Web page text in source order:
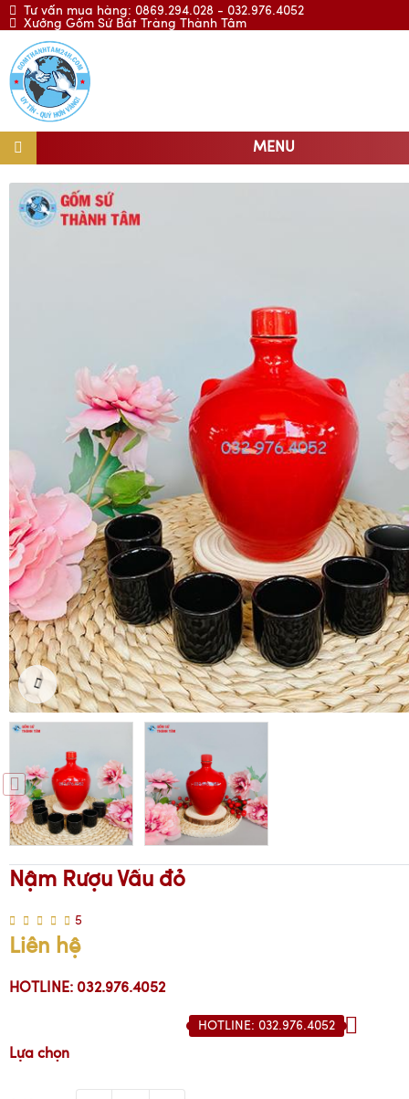
Tư vấn mua hàng: 0869.294.028 - 032.976.4052
Xưởng Gốm Sứ Bát Tràng Thành Tâm
MENU
Nậm Rượu Vấu đỏ
5
Liên hệ
HOTLINE: 032.976.4052
HOTLINE: 032.976.4052
Lựa chọn